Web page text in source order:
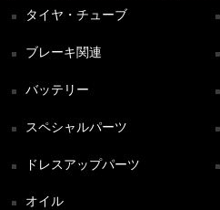
タイヤ・チューブ
ブレーキ関連
バッテリー
スペシャルパーツ
ドレスアップパーツ
オイル